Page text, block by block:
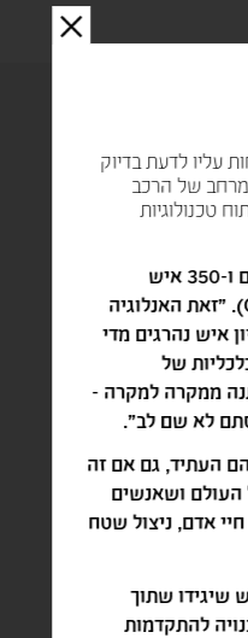
עליו לדעת בדיוק
של הרכב
טכנולוגיות
"דמיינו שמדי יום, פעם בשעה, 24 פעמים ביום, ייפול מטוס ג'מבו מהשמיים ו-350 איש
). "זאת האנלוגיה
בתאונות דרכים שמתרחשות ברחבי העולם. 1.3 מיליון איש נהרגים מדי
של
ממקרה למקרה -
הם העתיד, גם אם זה
העולם ושאנשים
אדם, ניצול שטח
שיגידו שתוך
להתקדמות